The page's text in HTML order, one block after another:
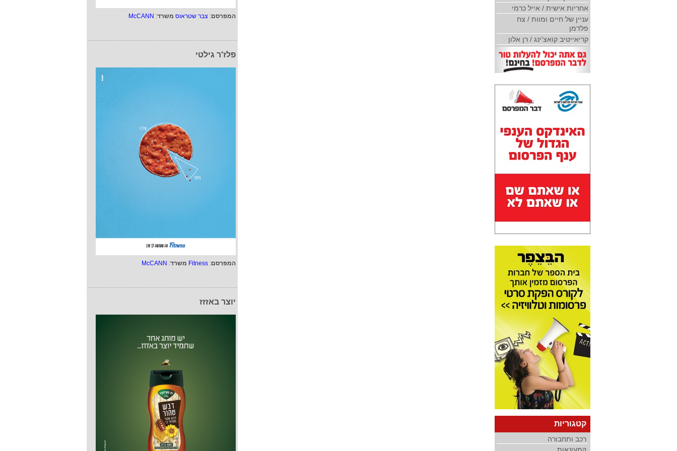
המפרסם: צבר שטראוס משרד:
McCANN
פלז'ר גילטי
המפרסם:
Fitness משרד:
McCANN
יוצר באזזז
אחריות אישית / אייל כרמי
עניין של חיים ומוות / צח
פלדמן
קריאייטיב קואצ'ינג / רן אלון
קטגוריות
רכב ותחבורה